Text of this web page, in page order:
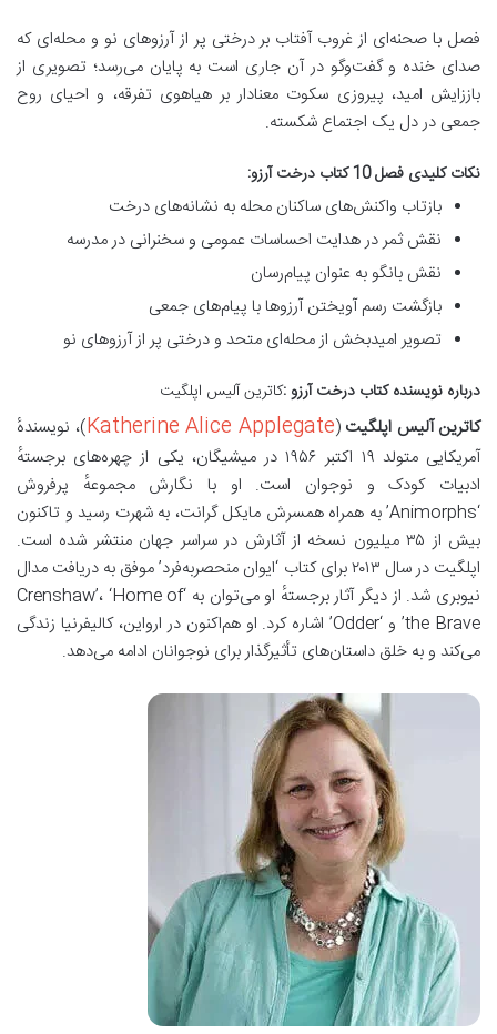
فصل با صحنه‌ای از غروب آفتاب بر درختی پر از آرزوهای نو و محله‌ای که
صدای خنده و گفت‌وگو در آن جاری است به پایان می‌رسد؛ تصویری از
باززایش امید، پیروزی سکوت معنادار بر هیاهوی تفرقه، و احیای روح
جمعی در دل یک اجتماع شکسته.
نکات کلیدی فصل 10 کتاب درخت آرزو:
بازتاب واکنش‌های ساکنان محله به نشانه‌های درخت
نقش ثمر در هدایت احساسات عمومی و سخنرانی در مدرسه
نقش بانگو به عنوان پیام‌رسان
بازگشت رسم آویختن آرزوها با پیام‌های جمعی
تصویر امیدبخش از محله‌ای متحد و درختی پر از آرزوهای نو
درباره نویسنده کتاب درخت آرزو :کاترین آلیس اپلگیت
کاترین آلیس اپلگیت(
Katherine Alice Applegate)، نویسندهٔ
آمریکایی متولد ۱۹ اکتبر ۱۹۵۶ در میشیگان، یکی از چهره‌های برجستهٔ
ادبیات کودک و نوجوان است. او با نگارش مجموعهٔ پرفروش
‘Animorphs’ به همراه همسرش مایکل گرانت، به شهرت رسید و تاکنون
بیش از ۳۵ میلیون نسخه از آثارش در سراسر جهان منتشر شده است.
اپلگیت در سال ۲۰۱۳ برای کتاب ‘ایوان منحصربه‌فرد’ موفق به دریافت مدال
نیوبری شد. از دیگر آثار برجستهٔ او می‌توان به ‘Crenshaw’، ‘Home of
the Brave’ و ‘Odder’ اشاره کرد. او هم‌اکنون در ارواین، کالیفرنیا زندگی
می‌کند و به خلق داستان‌های تأثیرگذار برای نوجوانان ادامه می‌دهد.